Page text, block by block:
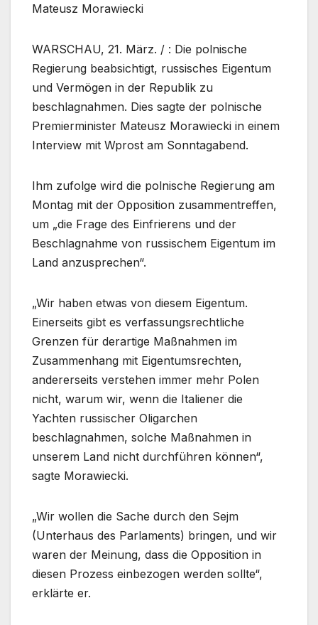
Mateusz Morawiecki
WARSCHAU, 21. März. / : Die polnische
Regierung beabsichtigt, russisches Eigentum
und Vermögen in der Republik zu
beschlagnahmen. Dies sagte der polnische
Premierminister Mateusz Morawiecki in einem
Interview mit Wprost am Sonntagabend.
Ihm zufolge wird die polnische Regierung am
Montag mit der Opposition zusammentreffen,
um „die Frage des Einfrierens und der
Beschlagnahme von russischem Eigentum im
Land anzusprechen“.
„Wir haben etwas von diesem Eigentum.
Einerseits gibt es verfassungsrechtliche
Grenzen für derartige Maßnahmen im
Zusammenhang mit Eigentumsrechten,
andererseits verstehen immer mehr Polen
nicht, warum wir, wenn die Italiener die
Yachten russischer Oligarchen
beschlagnahmen, solche Maßnahmen in
unserem Land nicht durchführen können“,
sagte Morawiecki.
„Wir wollen die Sache durch den Sejm
(Unterhaus des Parlaments) bringen, und wir
waren der Meinung, dass die Opposition in
diesen Prozess einbezogen werden sollte“,
erklärte er.